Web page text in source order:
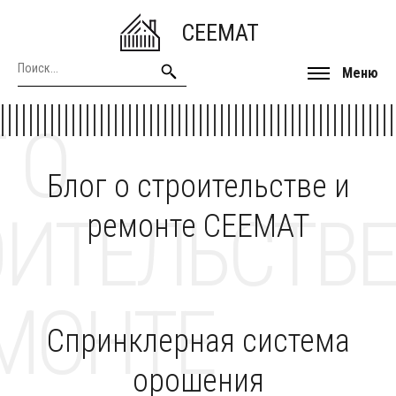
CEEMAT
Меню
Блог о строительстве и
ремонте CEEMAT
О
Спринклерная система
орошения